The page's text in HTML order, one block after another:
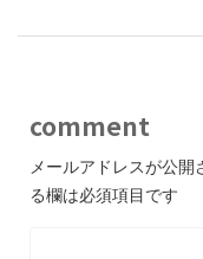
comment
メールアドレスが公開
る欄は必須項目です